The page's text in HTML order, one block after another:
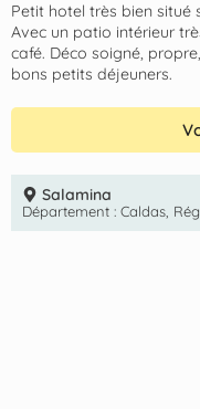
Petit hotel très bien situé
Avec un patio intérieur
café. Déco soigné,
bons petits déjeuners.
Salamina
Département : Caldas,